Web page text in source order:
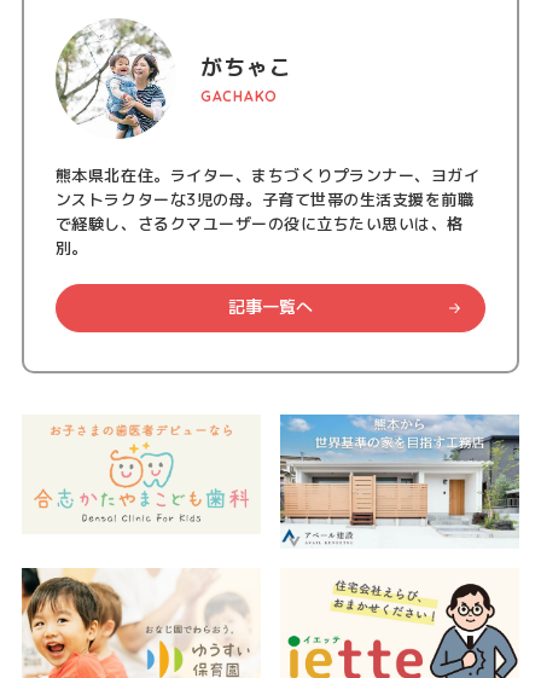
がちゃこ
GACHAKO
熊本県北在住。ライター、まちづくりプランナー、ヨガイ
ンストラクターな3児の母。子育て世帯の生活支援を前職
で経験し、さるクマユーザーの役に立ちたい思いは、格
別。
記事一覧へ